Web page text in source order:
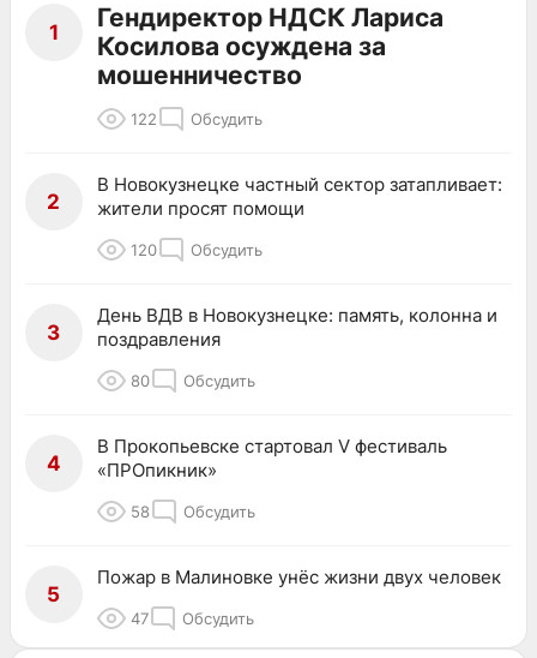
1
Гендиректор НДСК Лариса
Косилова осуждена за
мошенничество
122 Обсудить
2
В Новокузнецке частный сектор затапливает:
жители просят помощи
120 Обсудить
3
День ВДВ в Новокузнецке: память, колонна и
поздравления
80 Обсудить
4
В Прокопьевске стартовал V фестиваль
«ПРОпикник»
58 Обсудить
5
Пожар в Малиновке унёс жизни двух человек
47 Обсудить